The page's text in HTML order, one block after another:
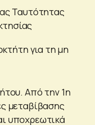
Ταυτότητας
για τη μη
Από την 1η
μεταβίβασης
υποχρεωτικά